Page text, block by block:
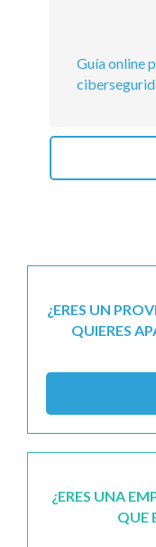
Guía online
¿ERES UN
QUIERES
¿ERES UNA
QUE